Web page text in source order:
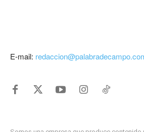
E-mail: